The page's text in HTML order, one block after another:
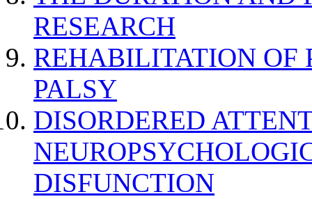
RESEARCH
REHABILITATION OF
PALSY
DISORDERED
DISFUNCTION